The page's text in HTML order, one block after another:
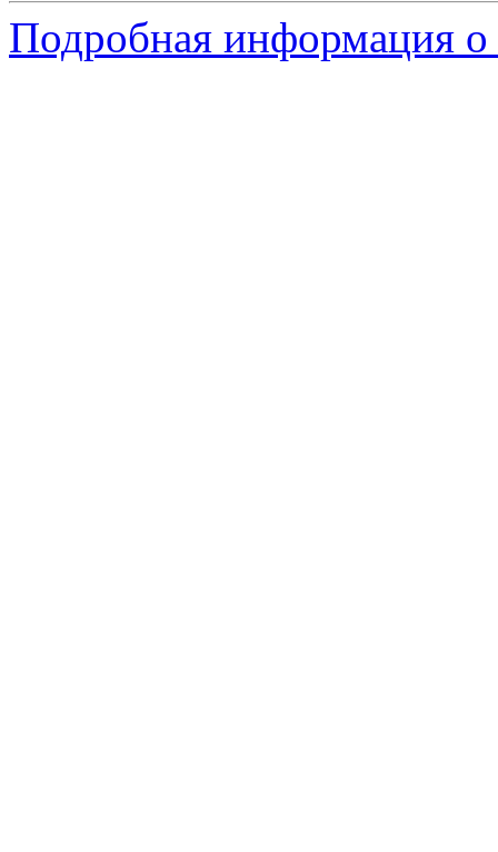
Подробная информация о